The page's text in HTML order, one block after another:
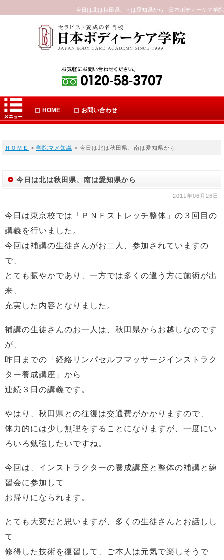
今日は北は秋田県、南は愛知県から - 日本ボディーケア学院
HOME お問い合わせ
ＨＯＭＥ > 学院マメ知識 > 今日は北は秋田県、南は愛知県から
今日は北は秋田県、南は愛知県から
2011年06月26日
今日は東京校では「ＰＮＦストレッチ整体」の３回目の
講義を行いました。
今回は補講の生徒さんがお二人、参加されていますの
で、
とても賑やかであり、一方では多くの違う方に施術が出
来、
充実した内容となりました。
補講の生徒さんのお一人は、秋田県からお越しなのです
が、
昨日までの「経絡リンパセルフマッサージインストラク
ター養成講座」から
連続３日の講義です。
やはり、秋田県との往復は交通費がかかりますので、
体力的には少し無理をすることになりますが、一度にい
ろいろ勉強したいですね。
今回は、インストラクターの養成講座と整体の補講と練
習会に参加して
お帰りになられます。
とても大変だと思いますが、多くの生徒さんとお話しし
て
修得した技術を復習して、ご本人は元気で楽しそうで